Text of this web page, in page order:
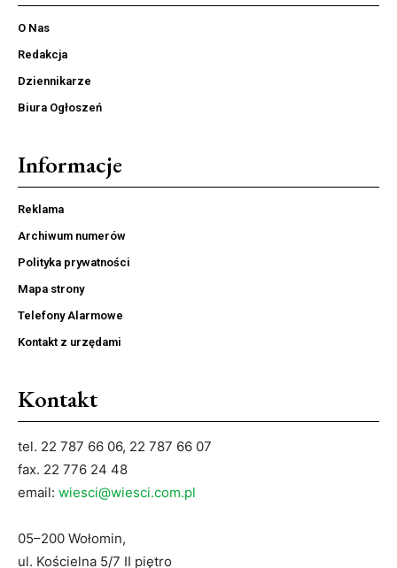
O Nas
Redakcja
Dziennikarze
Biura Ogłoszeń
Informacje
Reklama
Archiwum numerów
Polityka prywatności
Mapa strony
Telefony Alarmowe
Kontakt z urzędami
Kontakt
tel. 22 787 66 06, 22 787 66 07
fax. 22 776 24 48
email: wiesci@wiesci.com.pl
05–200 Wołomin,
ul. Kościelna 5/7 II piętro